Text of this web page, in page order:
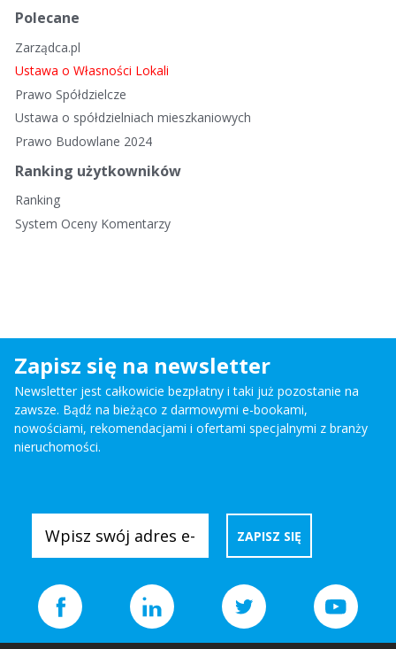
y
n
a
Polecane
Zarządca.pl
Ustawa o Własności Lokali
Prawo Spółdzielcze
Ustawa o spółdzielniach mieszkaniowych
Prawo Budowlane 2024
Ranking użytkowników
Ranking
System Oceny Komentarzy
Zapisz się na newsletter
Newsletter jest całkowicie bezpłatny i taki już pozostanie na
zawsze. Bądź na bieżąco z darmowymi e-bookami,
nowościami, rekomendacjami i ofertami specjalnymi z branży
nieruchomości.